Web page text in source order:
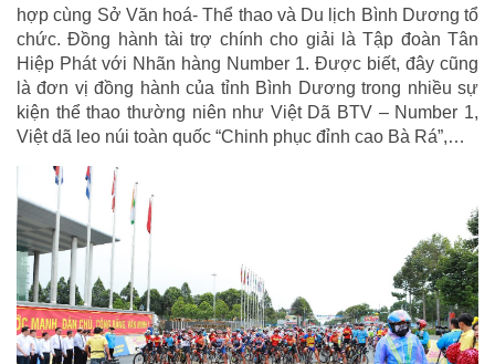
hợp cùng Sở Văn hoá- Thể thao và Du lịch Bình Dương tổ
chức. Đồng hành tài trợ chính cho giải là Tập đoàn Tân
Hiệp Phát với Nhãn hàng Number 1. Được biết, đây cũng
là đơn vị đồng hành của tỉnh Bình Dương trong nhiều sự
kiện thể thao thường niên như Việt Dã BTV – Number 1,
Việt dã leo núi toàn quốc “Chinh phục đỉnh cao Bà Rá”,…